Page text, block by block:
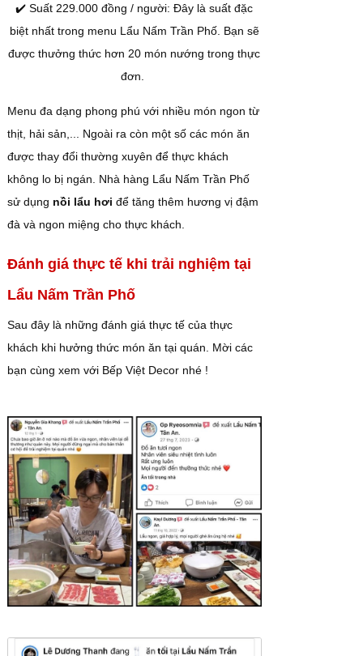
✔️ Suất 229.000 đồng / người: Đây là suất đặc
biệt nhất trong menu Lẩu Nấm Trần Phố. Bạn sẽ
được thưởng thức hơn 20 món nướng trong thực
đơn.
Menu đa dạng phong phú với nhiều món ngon từ
thịt, hải sản,... Ngoài ra còn một số các món ăn
được thay đổi thường xuyên để thực khách
không lo bị ngán. Nhà hàng Lẩu Nấm Trần Phố
sử dụng nồi lẩu hơi để tăng thêm hương vị đậm
đà và ngon miệng cho thực khách.
Đánh giá thực tế khi trải nghiệm tại
Lẩu Nấm Trần Phố
Sau đây là những đánh giá thực tế của thực
khách khi hưởng thức món ăn tại quán. Mời các
bạn cùng xem với Bếp Việt Decor nhé !